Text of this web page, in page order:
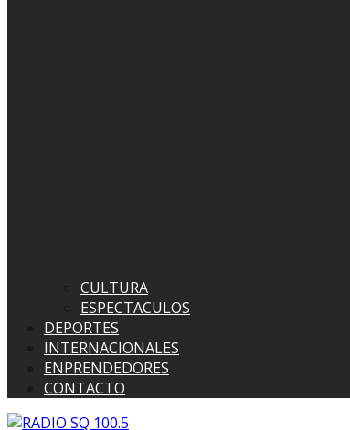
CULTURA
ESPECTACULOS
DEPORTES
INTERNACIONALES
ENPRENDEDORES
CONTACTO